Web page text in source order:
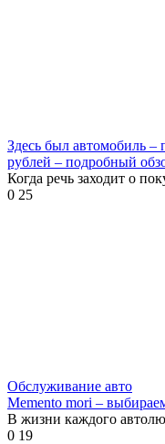
Здесь был автомобиль –
рублей – подробный
Когда речь заходит о
0 25
Обслуживание авто
Memento mori –
В жизни каждого
0 19